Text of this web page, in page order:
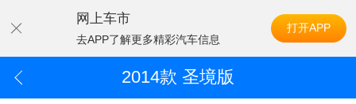
网上车市
去APP了解更多精彩汽车信息
打开APP
2014款 圣境版